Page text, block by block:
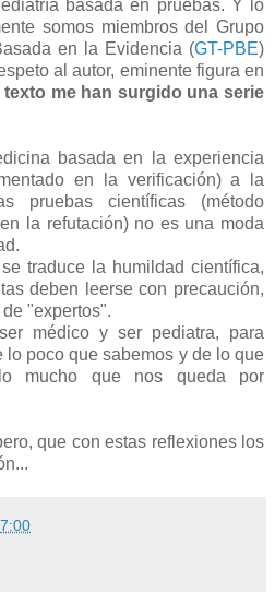
basada en pruebas. Y lo
somos miembros del Grupo
en la Evidencia (GT-PBE)
al autor, eminente figura en
texto me han surgido una serie
basada en la experiencia
en la verificación) a la
pruebas científicas (método
la refutación) no es una moda
traduce la humildad científica,
deben leerse con precaución,
"expertos".
médico y ser pediatra, para
poco que sabemos y de lo que
mucho que nos queda por
que con estas reflexiones los
7:00